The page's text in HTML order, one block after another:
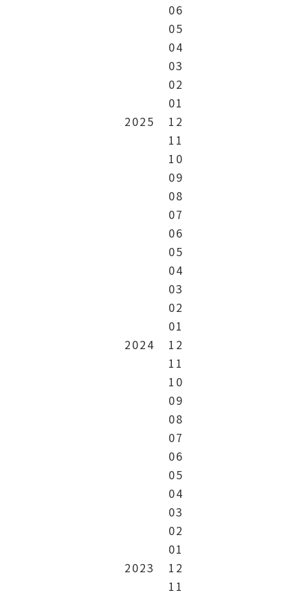
06
05
04
03
02
01
2025
12
11
10
09
08
07
06
05
04
03
02
01
2024
12
11
10
09
08
07
06
05
04
03
02
01
2023
12
11